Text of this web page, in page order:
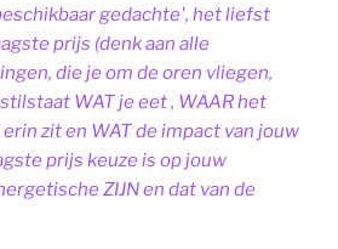
gedachte', het liefst
prijs (denk aan alle
die je om de oren vliegen,
WAT je eet , WAAR het
zit en WAT de impact van jouw
prijs keuze is op jouw
ZIJN en dat van de